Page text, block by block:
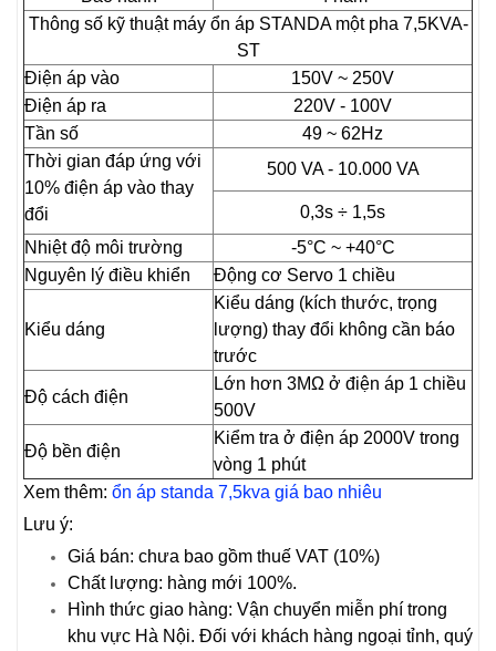
Thông số kỹ thuật máy ổn áp STANDA một pha 7,5KVA-
ST
Điện áp vào
150V ~ 250V
Điện áp ra
220V - 100V
Tần số
49 ~ 62Hz
Thời gian đáp ứng với
10% điện áp vào thay
đổi
500 VA - 10.000 VA
0,3s ÷ 1,5s
Nhiệt độ môi trường
-5°C ~ +40°C
Nguyên lý điều khiển
Động cơ Servo 1 chiều
Kiểu dáng
Kiểu dáng (kích thước, trọng
lượng) thay đổi không cần báo
trước
Độ cách điện
Lớn hơn 3MΩ ở điện áp 1 chiều
500V
Độ bền điện
Kiểm tra ở điện áp 2000V trong
vòng 1 phút
Xem thêm: ổn áp standa 7,5kva giá bao nhiêu
Lưu ý:
Giá bán: chưa bao gồm thuế VAT (10%)
Chất lượng: hàng mới 100%.
Hình thức giao hàng: Vận chuyển miễn phí trong
khu vực Hà Nội. Đối với khách hàng ngoại tỉnh, quý